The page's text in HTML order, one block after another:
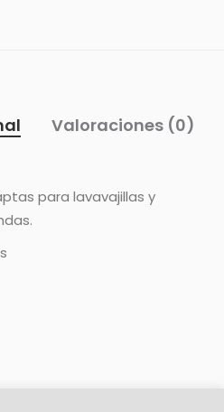
Valoraciones (0)
para lavavajillas y